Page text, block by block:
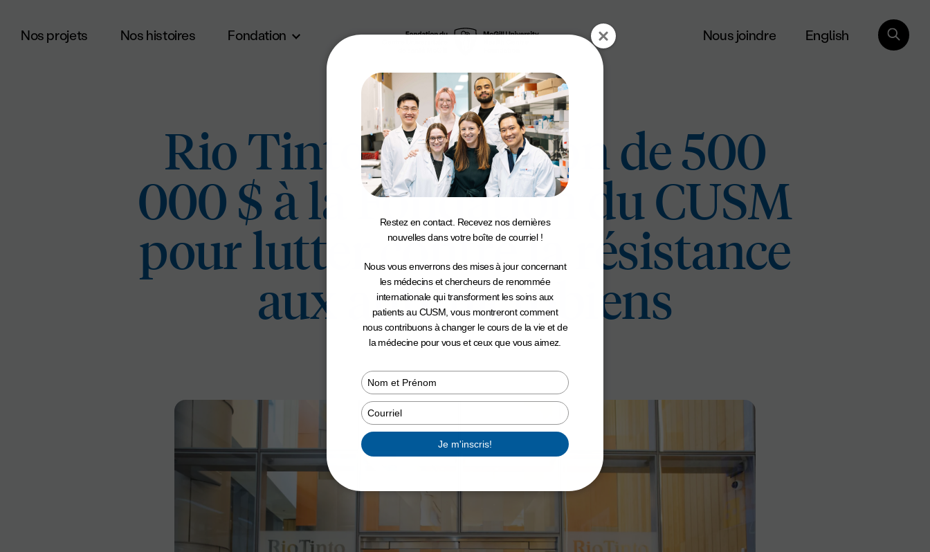
Aller au contenu principal
Nos projets Nos histoires Fondation Nous joindre English
Rio Tinto fait un don de 500
000 $ à la Fondation du CUSM
pour lutter contre la résistance
aux antimicrobiens
Restez en contact. Recevez nos dernières
nouvelles dans votre boîte de courriel !
Nous vous enverrons des mises à jour concernant
les médecins et chercheurs de renommée
internationale qui transforment les soins aux
patients au CUSM, vous montreront comment
nous contribuons à changer le cours de la vie et de
la médecine pour vous et ceux que vous aimez.
your
your
email
Je m'inscris!